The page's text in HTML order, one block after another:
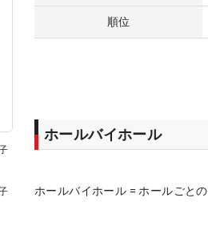
順位
ホールバイホール
ホールバイホール = ホールごと